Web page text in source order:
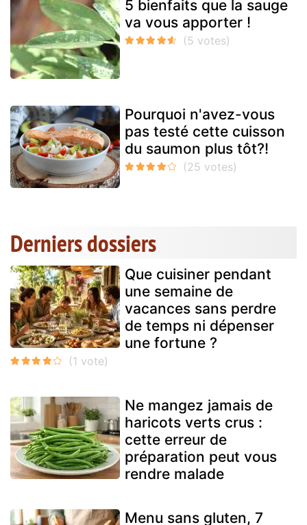
5 bienfaits que la sauge
va vous apporter !
Pourquoi n'avez-vous
pas testé cette cuisson
du saumon plus tôt?!
Derniers dossiers
Que cuisiner pendant
une semaine de
vacances sans perdre
de temps ni dépenser
une fortune ?
Ne mangez jamais de
haricots verts crus :
cette erreur de
préparation peut vous
rendre malade
Menu sans gluten, 7